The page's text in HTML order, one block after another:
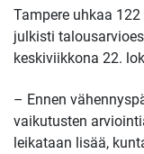
Tampere uhkaa
julkisti
keskiviikkona 22.
– Ennen
vaikutusten
leikataan lisää,